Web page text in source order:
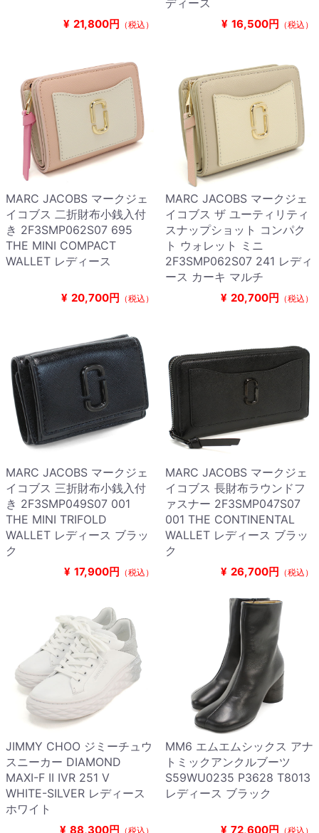
¥ 21,800円 （税込）
ディース
¥ 16,500円 （税込）
MARC JACOBS マークジェ
イコブス 二折財布小銭入付
き 2F3SMP062S07 695
THE MINI COMPACT
WALLET レディース
¥ 20,700円 （税込）
MARC JACOBS マークジェ
イコブス ザ ユーティリティ
スナップショット コンパク
ト ウォレット ミニ
2F3SMP062S07 241 レディ
ース カーキ マルチ
¥ 20,700円 （税込）
MARC JACOBS マークジェ
イコブス 三折財布小銭入付
き 2F3SMP049S07 001
THE MINI TRIFOLD
WALLET レディース ブラッ
ク
¥ 17,900円 （税込）
MARC JACOBS マークジェ
イコブス 長財布ラウンドフ
ァスナー 2F3SMP047S07
001 THE CONTINENTAL
WALLET レディース ブラッ
ク
¥ 26,700円 （税込）
JIMMY CHOO ジミーチュウ
スニーカー DIAMOND
MAXI-F II IVR 251 V
WHITE-SILVER レディース
ホワイト
¥ 88,300円 （税込）
MM6 エムエムシックス アナ
トミックアンクルブーツ
S59WU0235 P3628 T8013
レディース ブラック
¥ 72,600円 （税込）